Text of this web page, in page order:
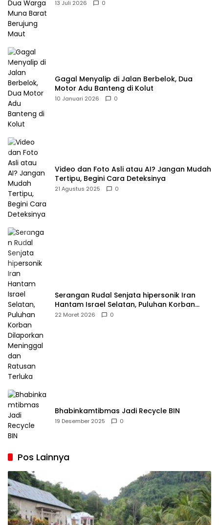
13 Juli 2026 0
Gagal Menyalip di Jalan Berbelok, Dua
Motor Adu Banteng di Kolut
10 Januari 2026 0
Video dan Foto Asli atau AI? Jangan Mudah
Tertipu, Begini Cara Deteksinya
21 Agustus 2025 0
Serangan Rudal Senjata hipersonik Iran
Hantam Israel Selatan, Puluhan Korban
Dilaporkan Meninggal dan Ratusan Terluka
22 Maret 2026 0
Bhabinkamtibmas Jadi Recycle BIN
19 Desember 2025 0
Pos Lainnya